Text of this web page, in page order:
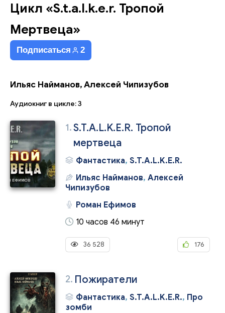
Цикл «S.t.a.l.k.e.r. Тропой
Мертвеца»
Подписаться 2
Ильяс Найманов, Алексей Чипизубов
Аудиокниг в цикле: 3
1.S.T.A.L.K.E.R. Тропой
мертвеца
Фантастика, S.T.A.L.K.E.R.
Ильяс Найманов, Алексей
Чипизубов
Роман Ефимов
10 часов 46 минут
36 528 176
2. Пожиратели
Фантастика, S.T.A.L.K.E.R., Про
зомби